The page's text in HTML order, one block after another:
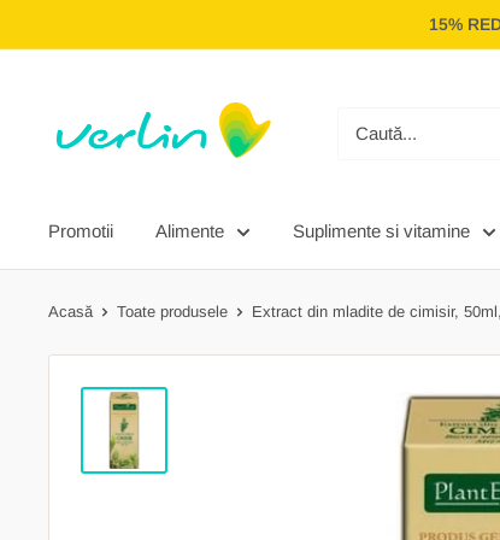
la
15%
Promotii Alimente Suplimente si vitamine
Acasă Toate produsele Extract din mladite de cimisir,